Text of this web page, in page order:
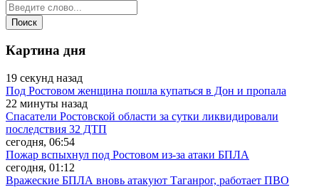
Картина дня
19 секунд назад
Под Ростовом женщина пошла купаться в Дон и пропала
22 минуты назад
Спасатели Ростовской области за сутки ликвидировали
последствия 32 ДТП
сегодня, 06:54
Пожар вспыхнул под Ростовом из-за атаки БПЛА
сегодня, 01:12
Вражеские БПЛА вновь атакуют Таганрог, работает ПВО